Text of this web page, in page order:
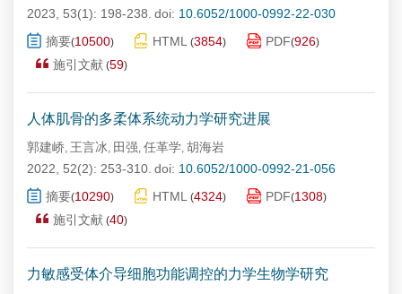
2023, 53(1): 198-238. doi: 10.6052/1000-0992-22-030
摘要(10500) HTML (3854) PDF(926)
施引文献 (59)
人体肌骨的多柔体系统动力学研究进展
郭建峤, 王言冰, 田强, 任革学, 胡海岩
2022, 52(2): 253-310. doi: 10.6052/1000-0992-21-056
摘要(10290) HTML (4324) PDF(1308)
施引文献 (40)
力敏感受体介导细胞功能调控的力学生物学研究